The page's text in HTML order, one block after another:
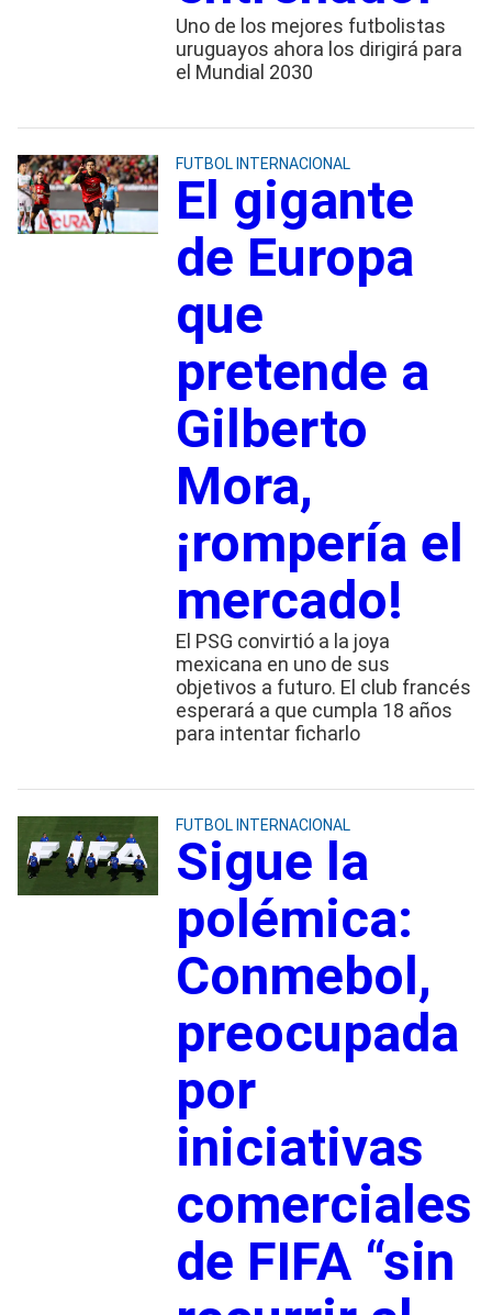
Uno de los mejores futbolistas
uruguayos ahora los dirigirá para
el Mundial 2030
FUTBOL INTERNACIONAL
El gigante
de Europa
que
pretende a
Gilberto
Mora,
¡rompería el
mercado!
El PSG convirtió a la joya
mexicana en uno de sus
objetivos a futuro. El club francés
esperará a que cumpla 18 años
para intentar ficharlo
FUTBOL INTERNACIONAL
Sigue la
polémica:
Conmebol,
preocupada
por
iniciativas
comerciales
de FIFA “sin